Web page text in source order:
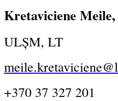
Kretaviciene Meile,
ULȘM, LT
+370 37 327 201